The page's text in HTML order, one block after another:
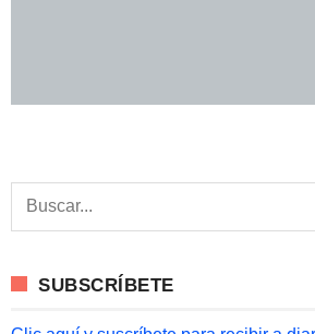
a
h
o
SUBSCRÍBETE